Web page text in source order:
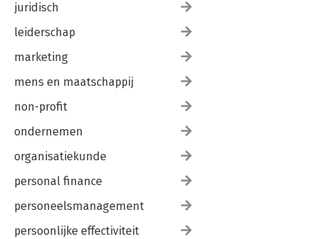
juridisch
leiderschap
marketing
mens en maatschappij
non-profit
ondernemen
organisatiekunde
personal finance
personeelsmanagement
persoonlijke effectiviteit